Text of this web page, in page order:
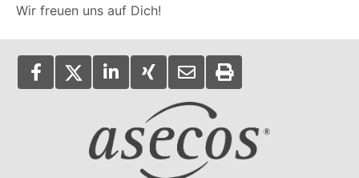
Wir freuen uns auf Dich!